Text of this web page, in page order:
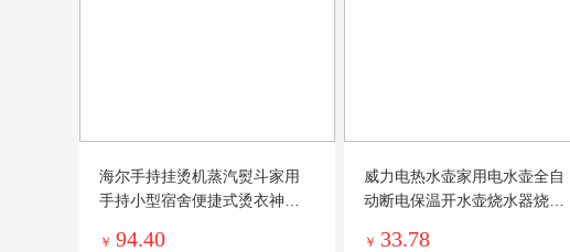
海尔手持挂烫机蒸汽熨斗家用
手持小型宿舍便捷式烫衣神器
￥ 94.40
威力电热水壶家用电水壶全自
动断电保温开水壶烧水器烧水
￥ 33.78